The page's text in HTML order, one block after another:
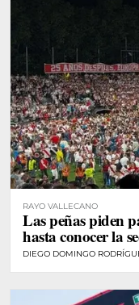
RAYO VALLECANO
Las peñas piden
hasta conocer la
DIEGO DOMINGO